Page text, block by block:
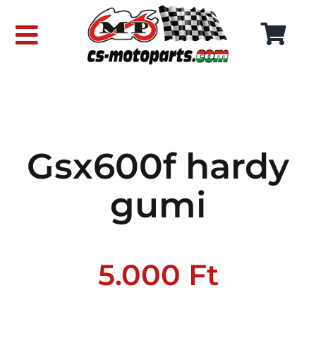
content
Toggle
RÓLUNK
SZÁLLÍTÁSI DÍJAK
KAPCSOLAT
Gsx600f hardy
gumi
5.000 Ft